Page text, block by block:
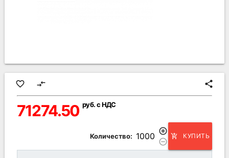
favorite_border compare_arrows share
71274.50 руб. с НДС
Количество:
add_circle_outline
remove_circle_outline
add_shopping_cart КУПИТЬ